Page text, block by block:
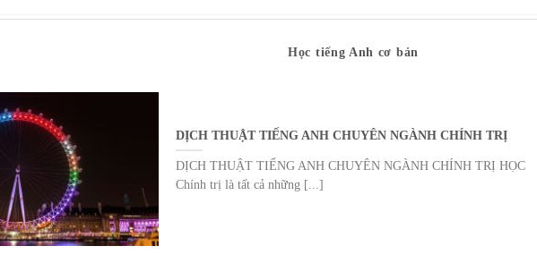
Học tiếng Anh cơ bản
DỊCH THUẬT TIẾNG ANH CHUYÊN NGÀNH CHÍNH TRỊ
DỊCH THUẬT TIẾNG ANH CHUYÊN NGÀNH CHÍNH TRỊ HỌC
Chính trị là tất cả những [...]